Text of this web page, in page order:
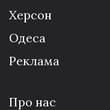
Херсон
Одеса
Реклама
Про нас